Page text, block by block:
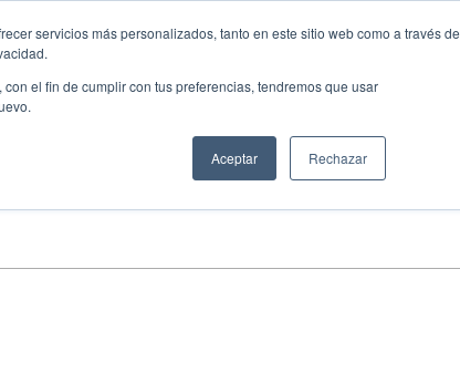
servicios más personalizados, tanto en este sitio web como a través de
el fin de cumplir con tus preferencias, tendremos que usar
Aceptar Rechazar